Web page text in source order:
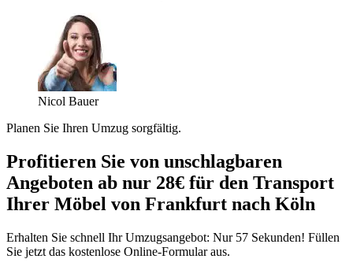
Nicol Bauer
Planen Sie Ihren Umzug sorgfältig.
Profitieren Sie von unschlagbaren
Angeboten ab nur 28€ für den Transport
Ihrer Möbel von Frankfurt nach Köln
Erhalten Sie schnell Ihr Umzugsangebot: Nur 57 Sekunden! Füllen
Sie jetzt das kostenlose Online-Formular aus.